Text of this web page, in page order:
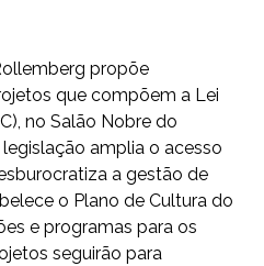
propõe
que compõem a Lei
no Salão Nobre do
amplia o acesso
a gestão de
o Plano de Cultura do
e programas para os
seguirão para